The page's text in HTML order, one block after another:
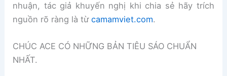
nhuận, tác giả khuyến nghị khi chia sẻ hãy trích
nguồn rõ ràng là từcamamviet.com.
CHÚC ACE CÓ NHỮNG BẢN TIÊU SÁO CHUẨN
NHẤT.